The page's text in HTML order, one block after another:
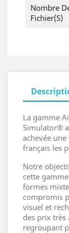
Nombre
Fichier(s)
La gamme
Simulator®
achevée
français les
Notre
cette
formes
compromis
visuel et
des prix très
regroupant